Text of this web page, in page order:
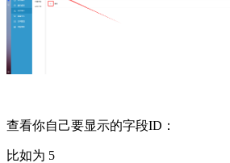
查看你自己要显示的字段ID：
比如为 5